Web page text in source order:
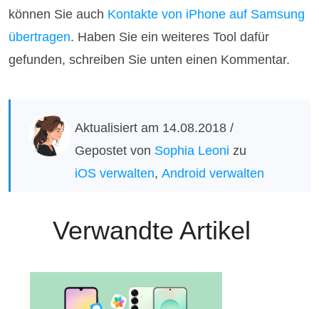
können Sie auch Kontakte von iPhone auf Samsung
übertragen. Haben Sie ein weiteres Tool dafür
gefunden, schreiben Sie unten einen Kommentar.
Aktualisiert am 14.08.2018 /
Gepostet von Sophia Leoni zu
iOS verwalten,Android verwalten
Verwandte Artikel